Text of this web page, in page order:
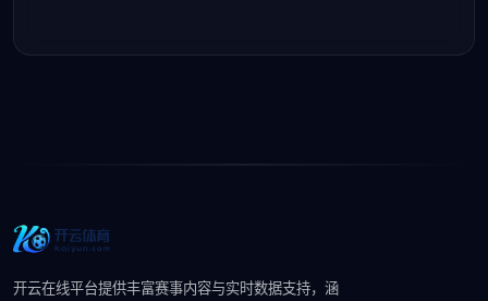
开云在线平台提供丰富赛事内容与实时数据支持，涵